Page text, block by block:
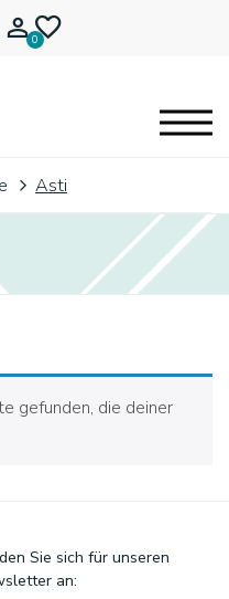
0
Asti
gefunden, die deiner
Sie sich für unseren
an: